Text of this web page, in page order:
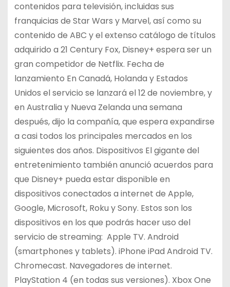
contenidos para televisión, incluidas sus
franquicias de Star Wars y Marvel, así como su
contenido de ABC y el extenso catálogo de títulos
adquirido a 21 Century Fox, Disney+ espera ser un
gran competidor de Netflix. Fecha de
lanzamiento En Canadá, Holanda y Estados
Unidos el servicio se lanzará el 12 de noviembre, y
en Australia y Nueva Zelanda una semana
después, dijo la compañía, que espera expandirse
a casi todos los principales mercados en los
siguientes dos años. Dispositivos El gigante del
entretenimiento también anunció acuerdos para
que Disney+ pueda estar disponible en
dispositivos conectados a internet de Apple,
Google, Microsoft, Roku y Sony. Estos son los
dispositivos en los que podrás hacer uso del
servicio de streaming: Apple TV. Android
(smartphones y tablets). iPhone iPad Android TV.
Chromecast. Navegadores de internet.
PlayStation 4 (en todas sus versiones). Xbox One